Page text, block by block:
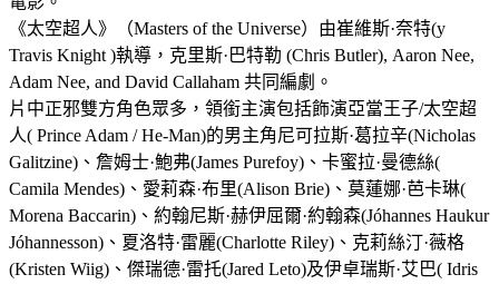
《太空超人》（Masters of the Universe）由崔維斯·奈特(y
Travis Knight )執導，克里斯·巴特勒 (Chris Butler), Aaron Nee,
Adam Nee, and David Callaham 共同編劇。
片中正邪雙方角色眾多，領銜主演包括飾演亞當王子/太空超
人( Prince Adam / He-Man)的男主角尼可拉斯·葛拉辛(Nicholas
Galitzine)、詹姆士·鮑弗(James Purefoy)、卡蜜拉·曼德絲(
Camila Mendes)、愛莉森·布里(Alison Brie)、莫蓮娜·芭卡琳(
Morena Baccarin)、約翰尼斯·赫伊屈爾·約翰森(Jóhannes Haukur
Jóhannesson)、夏洛特·雷麗(Charlotte Riley)、克莉絲汀·薇格
(Kristen Wiig)、傑瑞德·雷托(Jared Leto)及伊卓瑞斯·艾巴( Idris